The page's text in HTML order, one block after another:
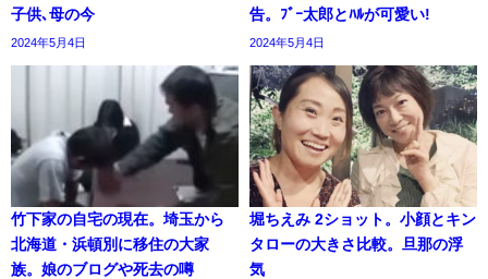
子供､母の今
2024年5月4日
告。ﾌﾞｰ太郎とﾊﾙが可愛い!
2024年5月4日
竹下家の自宅の現在。埼玉から
北海道・浜頓別に移住の大家
族。娘のブログや死去の噂
堀ちえみ 2ショット。小顔とキン
タローの大きさ比較。旦那の浮
気